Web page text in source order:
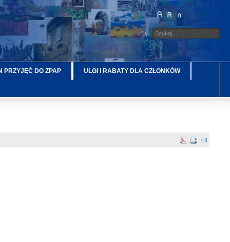
PRZYJĘĆ DO ZPAP ULGI i RABATY DLA CZŁONKÓW